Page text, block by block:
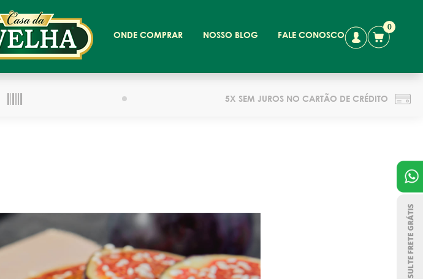
0
ONDE COMPRAR NOSSO BLOG FALE CONOSCO
5X SEM JUROS NO CARTÃO DE CRÉDITO